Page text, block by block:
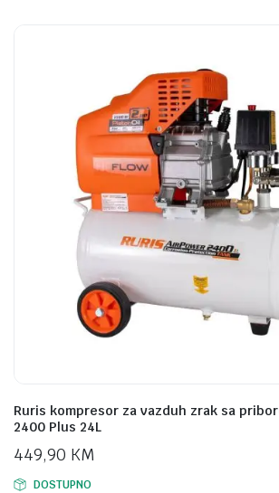
Ruris kompresor za vazduh zrak sa
2400 Plus 24L
449,90 KM
DOSTUPNO